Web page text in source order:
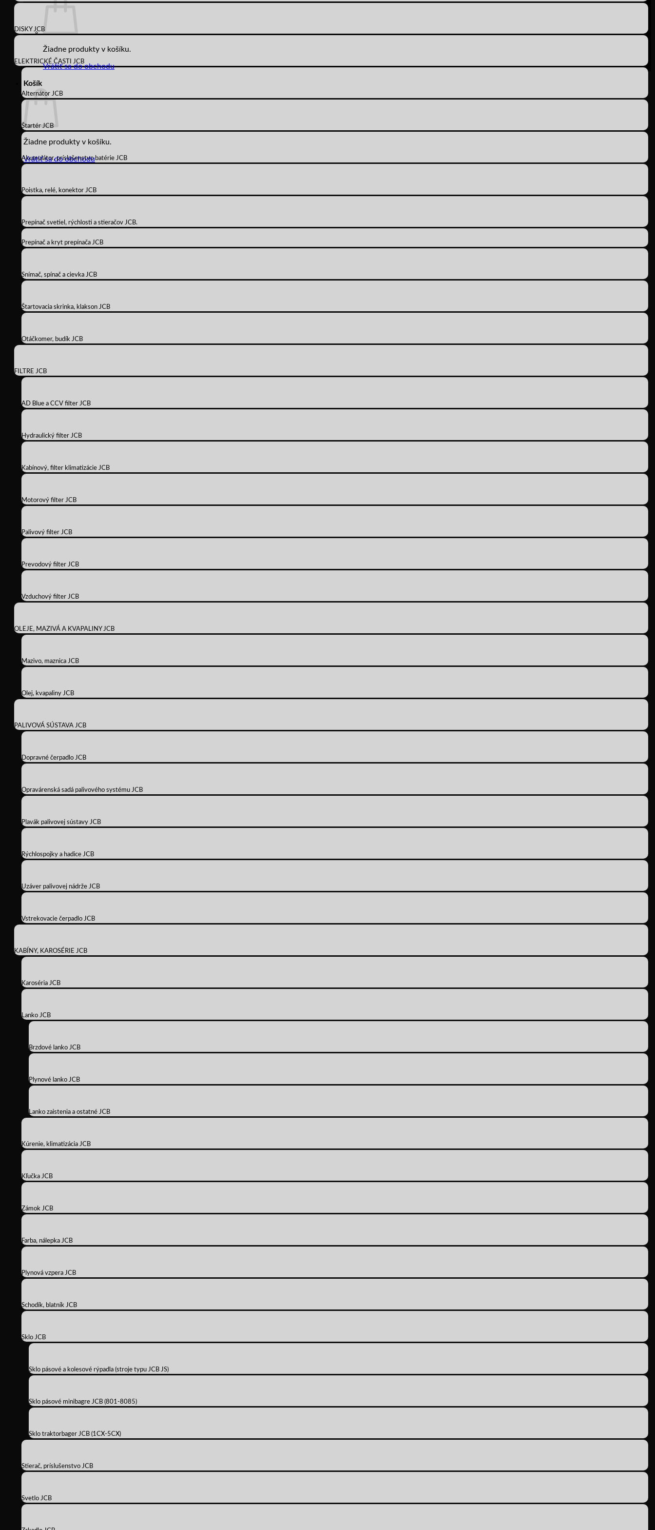
Žiadne produkty v košíku.
Vrátiť sa do obchodu
Košík
Žiadne produkty v košíku.
Vrátiť sa do obchodu
DISKY JCB
ELEKTRICKÉ ČASTI JCB
Alternátor JCB
Štartér JCB
Akumulátor, príslušenstvo batérie JCB
Poistka, relé, konektor JCB
Prepínač svetiel, rýchlosti a stieračov JCB.
Prepínač a kryt prepínača JCB
Snímač, spínač a cievka JCB
Štartovacia skrinka, klakson JCB
Otáčkomer, budík JCB
FILTRE JCB
AD Blue a CCV filter JCB
Hydraulický filter JCB
Kabínový, filter klimatizácie JCB
Motorový filter JCB
Palivový filter JCB
Prevodový filter JCB
Vzduchový filter JCB
OLEJE, MAZIVÁ A KVAPALINY JCB
Mazivo, maznica JCB
Olej, kvapaliny JCB
PALIVOVÁ SÚSTAVA JCB
Dopravné čerpadlo JCB
Opravárenská sadá palivového systému JCB
Plavák palivovej sústavy JCB
Rýchlospojky a hadice JCB
Uzáver palivovej nádrže JCB
Vstrekovacie čerpadlo JCB
KABÍNY, KAROSÉRIE JCB
Karoséria JCB
Lanko JCB
Brzdové lanko JCB
Plynové lanko JCB
Lanko zaistenia a ostatné JCB
Kúrenie, klimatizácia JCB
Kľučka JCB
Zámok JCB
Farba, nálepka JCB
Plynová vzpera JCB
Schodík, blatník JCB
Sklo JCB
Sklo pásové a kolesové rýpadla (stroje typu JCB JS)
Sklo pásové minibagre JCB (801-8085)
Sklo traktorbager JCB (1CX-5CX)
Stierač, príslušenstvo JCB
Svetlo JCB